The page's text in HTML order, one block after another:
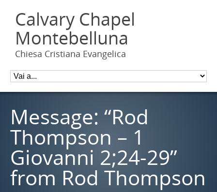
Calvary Chapel
Montebelluna
Chiesa Cristiana Evangelica
Message: “Rod
Thompson – 1
Giovanni 2;24-29”
from Rod Thompson